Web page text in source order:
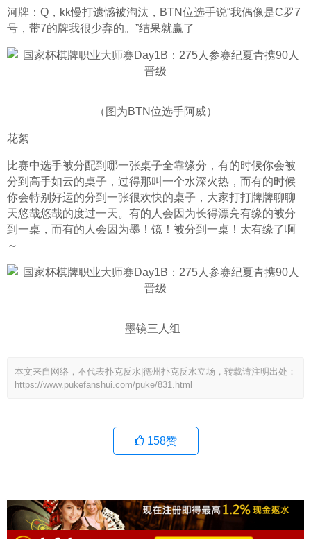
河牌：Q，kk慢打遗憾被淘汰，BTN位选手说“我偶像是C罗7
号，带7的牌我很少弃的。”结果就赢了
（图为BTN位选手阿威）
花絮
比赛中选手被分配到哪一张桌子全靠缘分，有的时候你会被
分到高手如云的桌子，过得那叫一个水深火热，而有的时候
你会特别好运的分到一张很欢快的桌子，大家打打牌牌聊聊
天悠哉悠哉的度过一天。有的人会因为长得漂亮有缘的被分
到一桌，而有的人会因为墨！镜！被分到一桌！太有缘了啊
～
墨镜三人组
本文来自网络，不代表扑克反水|德州扑克反水立场，转载请注明出处：
https://www.pukefanshui.com/puke/831.html
158赞